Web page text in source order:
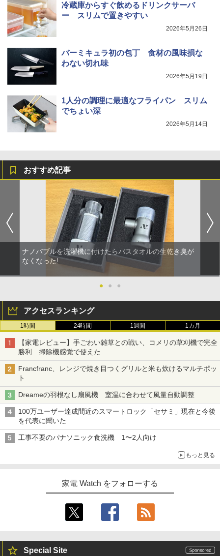
冷蔵庫からすぐ飲めるドリンクサーバ
ー スリムで置きやすい
2026年5月26日
バーミキュラ初の包丁 食材の風味損な
わない切れ味
2026年5月19日
1人分の調理に最適なフライパン スリム
でちょい深
2026年5月14日
おすすめ記事
ナノバブルを洗濯機に付けたらバスタオルの生乾き臭が
なくなった!
● ● ●
アクセスランキング
1時間 24時間 1週間 1カ月
【家電レビュー】手ごわい雑草との戦い、コメリの草刈機で完全
勝利 掃除機感覚で使えた
Francfranc、レンジで焼き目つくグリルと米も炊けるマルチポッ
ト
Dreameの羽根なし扇風機 室温に合わせて風量自動調整
100万ユーザー達成間近のスマートロック「セサミ」現在と今後
を代表に聞いた
工事不要のパナソニック食洗機 1〜2人向け
もっと見る
家電 Watch をフォローする
Special Site